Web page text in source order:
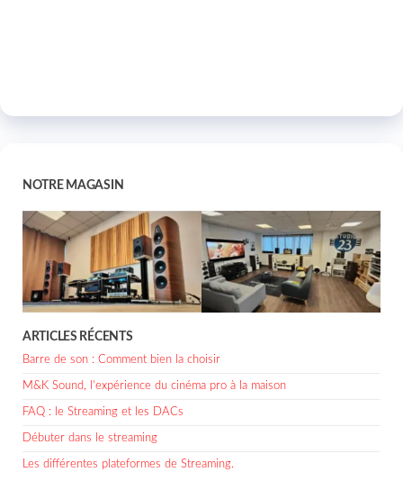
NOTRE MAGASIN
ARTICLES RÉCENTS
Barre de son : Comment bien la choisir
M&K Sound, l’expérience du cinéma pro à la maison
FAQ : le Streaming et les DACs
Débuter dans le streaming
Les différentes plateformes de Streaming.